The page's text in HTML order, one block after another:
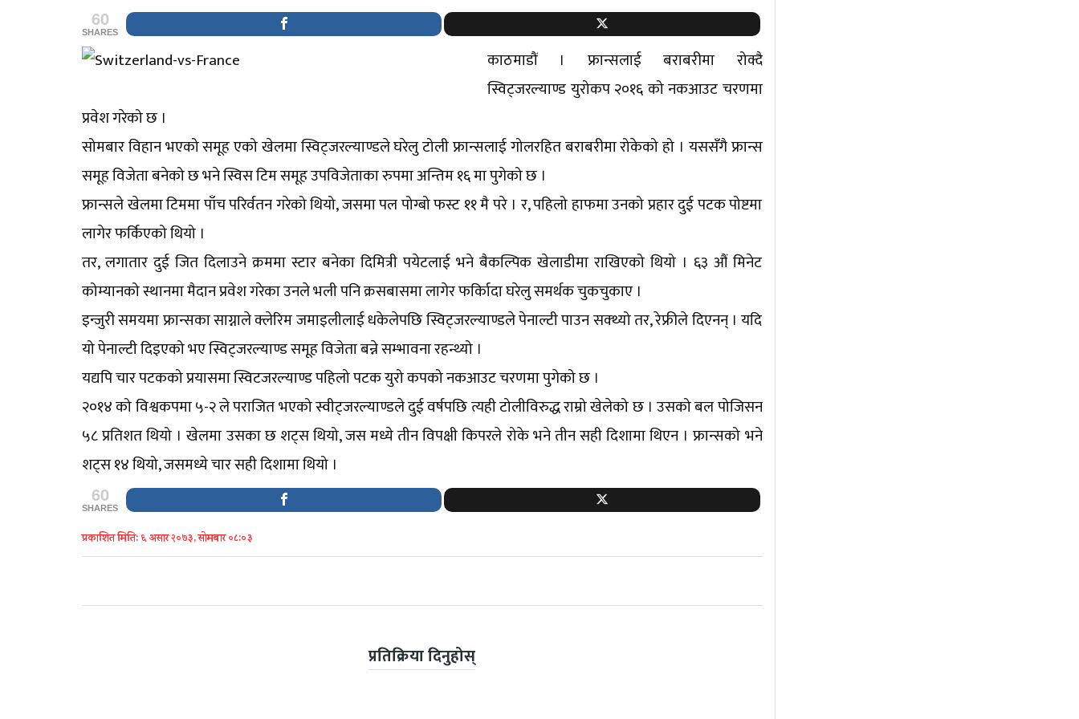
60
SHARES
काठमाडौं । फ्रान्सलाई बराबरीमा रोक्दै
स्विट्जरल्याण्ड युरोकप २०१६ को नकआउट चरणमा
प्रवेश गरेको छ ।
सोमबार विहान भएको समूह एको खेलमा स्विट्जरल्याण्डले घरेलु टोली फ्रान्सलाई गोलरहित बराबरीमा रोकेको हो । यससँगै फ्रान्स
समूह विजेता बनेको छ भने स्विस टिम समूह उपविजेताका रुपमा अन्तिम १६ मा पुगेको छ ।
फ्रान्सले खेलमा टिममा पाँच परिर्वतन गरेको थियो, जसमा पल पोग्बो फस्ट ११ मै परे । र, पहिलो हाफमा उनको प्रहार दुई पटक पोष्टमा
लागेर फर्किएको थियो ।
तर, लगातार दुई जित दिलाउने क्रममा स्टार बनेका दिमित्री पयेटलाई भने बैकल्पिक खेलाडीमा राखिएको थियो । ६३ औं मिनेट
कोम्यानको स्थानमा मैदान प्रवेश गरेका उनले भली पनि क्रसबासमा लागेर फर्किादा घरेलु समर्थक चुकचुकाए ।
इन्जुरी समयमा फ्रान्सका साग्नाले क्लेरिम जमाइलीलाई धकेलेपछि स्विट्जरल्याण्डले पेनाल्टी पाउन सक्थ्यो तर, रेफ्रीले दिएनन् । यदि
यो पेनाल्टी दिइएको भए स्विट्जरल्याण्ड समूह विजेता बन्ने सम्भावना रहन्थ्यो ।
यद्यपि चार पटकको प्रयासमा स्विटजरल्याण्ड पहिलो पटक युरो कपको नकआउट चरणमा पुगेको छ ।
२०१४ को विश्वकपमा ५-२ ले पराजित भएको स्वीट्जरल्याण्डले दुई वर्षपछि त्यही टोलीविरुद्ध राम्रो खेलेको छ । उसको बल पोजिसन
५८ प्रतिशत थियो । खेलमा उसका छ शट्स थियो, जस मध्ये तीन विपक्षी किपरले रोके भने तीन सही दिशामा थिएन । फ्रान्सको भने
शट्स १४ थियो, जसमध्ये चार सही दिशामा थियो ।
60
SHARES
प्रकाशित मिति: ६ असार २०७३, सोमबार ०८:०३
प्रतिक्रिया दिनुहोस्